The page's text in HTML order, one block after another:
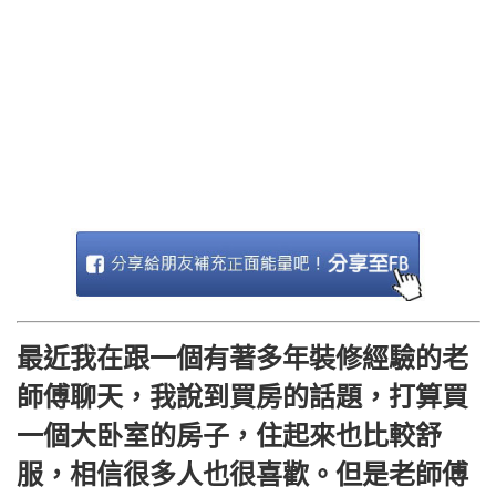
最近我在跟一個有著多年裝修經驗的老
師傅聊天，我說到買房的話題，打算買
一個大卧室的房子，住起來也比較舒
服，相信很多人也很喜歡。但是老師傅